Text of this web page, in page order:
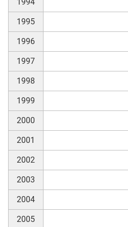
1995
1996
1997
1998
1999
2000
2001
2002
2003
2004
2005